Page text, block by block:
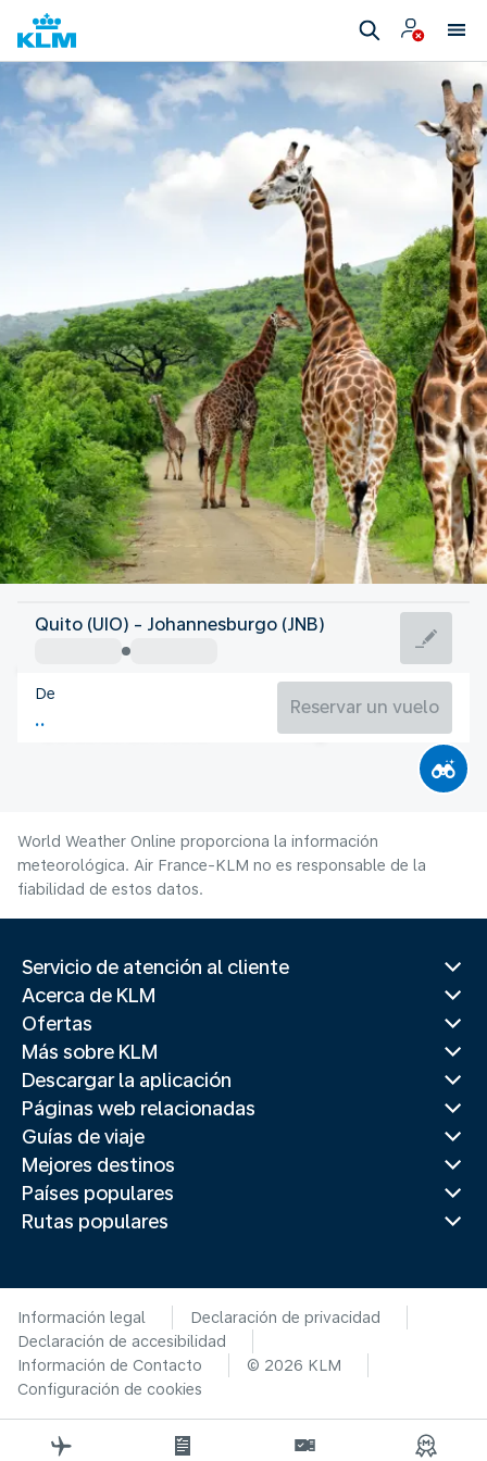
Sudáfrica
Johannesburgo
Sudáfrica
Duración del vuelo
15°C
Ag.
Quito (UIO) - Johannesburgo (JNB)
De
Reservar un vuelo
World Weather Online proporciona la información
meteorológica. Air France-KLM no es responsable de la
fiabilidad de estos datos.
Servicio de atención al cliente
Acerca de KLM
Ofertas
Más sobre KLM
Descargar la aplicación
Páginas web relacionadas
Guías de viaje
Mejores destinos
Países populares
Rutas populares
Información legal
Declaración de privacidad
Declaración de accesibilidad
Información de Contacto
© 2026 KLM
Configuración de cookies